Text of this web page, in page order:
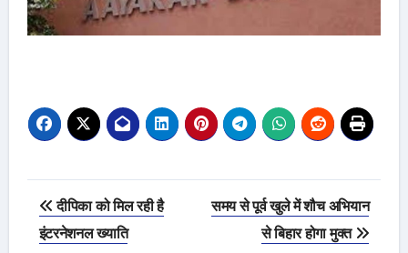
Post
navigation
दीपिका को मिल रही है
इंटरनेशनल ख्याति
समय से पूर्व खुले में शौच अभियान
से बिहार होगा मुक्त